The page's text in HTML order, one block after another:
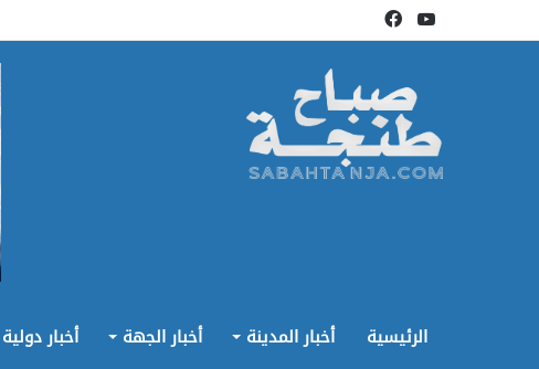
فيسبوكيوتيوب
الرئيسية أخبار المدينة أخبار الجهة أخبار دولية